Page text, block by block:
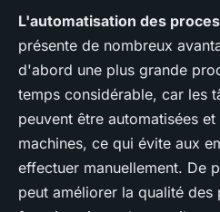
L'automatisation des
présente de nombreux
d'abord une plus grande
temps considérable, car les
peuvent être automatisées
machines, ce qui évite aux
effectuer manuellement. De
peut améliorer la qualité